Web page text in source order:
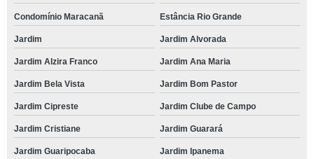
Condomínio Maracanã Estância Rio Grande
Jardim Jardim Alvorada
Jardim Alzira Franco Jardim Ana Maria
Jardim Bela Vista Jardim Bom Pastor
Jardim Cipreste Jardim Clube de Campo
Jardim Cristiane Jardim Guarará
Jardim Guaripocaba Jardim Ipanema